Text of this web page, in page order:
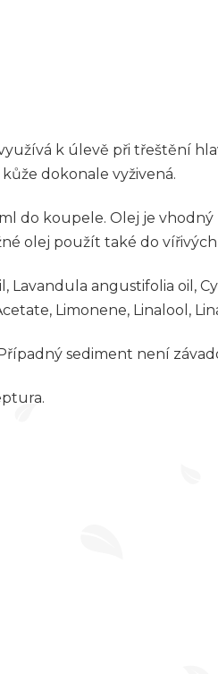
k úlevě při třeštění
dokonale vyživená.
do koupele. Olej je vhodný
olej použít také do vířivých
Lavandula angustifolia oil,
cetate, Limonene, Linalool,
sediment není